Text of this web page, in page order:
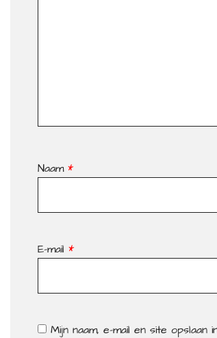
Naam *
E-mail *
Mijn naam, e-mail en site